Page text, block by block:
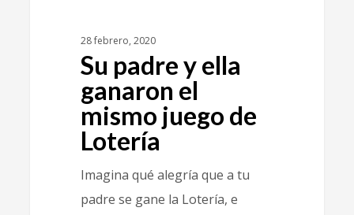
28 febrero, 2020
Su padre y ella
ganaron el
mismo juego de
Lotería
Imagina qué alegría que a tu
padre se gane la Lotería, e